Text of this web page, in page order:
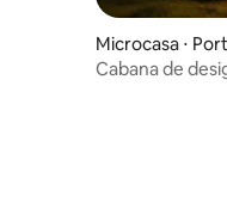
Cabana de